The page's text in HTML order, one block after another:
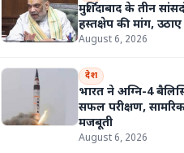
मुर्शिदाबाद के तीन
हस्तक्षेप की मांग, उठाए
August 6, 2026
देश
भारत ने अग्नि-4
सफल परीक्षण,
मजबूती
August 6, 2026